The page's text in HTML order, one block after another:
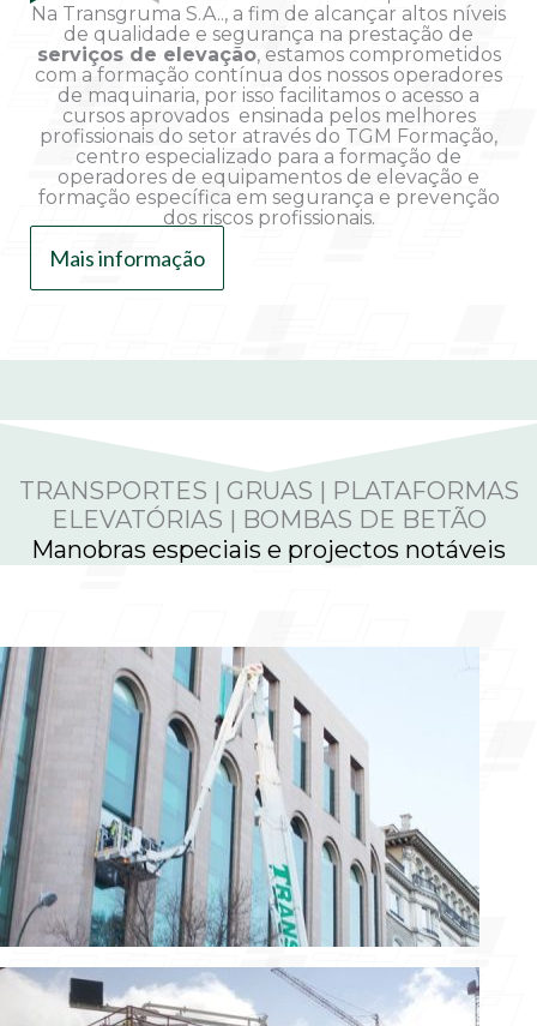
Na Transgruma S.A.., a fim de alcançar altos níveis
de qualidade e segurança na prestação de
serviços de elevação, estamos comprometidos
com a formação contínua dos nossos operadores
de maquinaria, por isso facilitamos o acesso a
cursos aprovados ensinada pelos melhores
profissionais do setor através do TGM Formação,
centro especializado para a formação de
operadores de equipamentos de elevação e
formação específica em segurança e prevenção
dos riscos profissionais.
Mais informação
TRANSPORTES | GRUAS | PLATAFORMAS
ELEVATÓRIAS | BOMBAS DE BETÃO
Manobras especiais e projectos notáveis